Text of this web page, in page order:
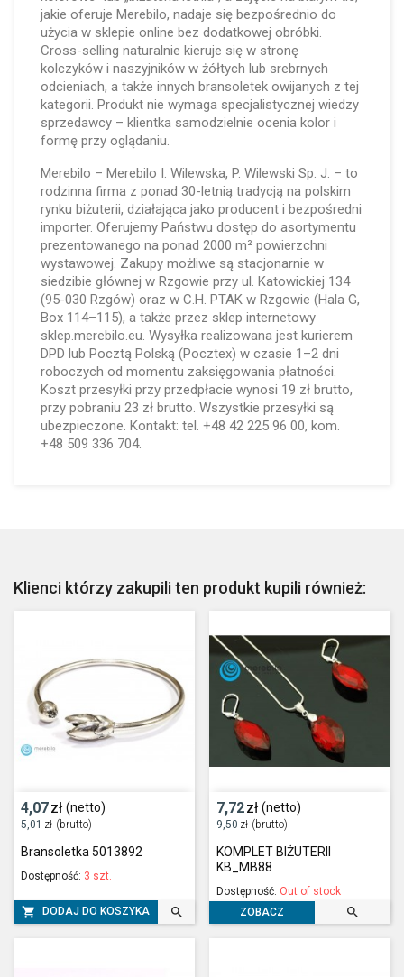
jakie oferuje Merebilo, nadaje się bezpośrednio do
użycia w sklepie online bez dodatkowej obróbki.
Cross-selling naturalnie kieruje się w stronę
kolczyków i naszyjników w żółtych lub srebrnych
odcieniach, a także innych bransoletek owijanych z tej
kategorii. Produkt nie wymaga specjalistycznej wiedzy
sprzedawcy – klientka samodzielnie ocenia kolor i
formę przy oglądaniu.
Merebilo – Merebilo I. Wilewska, P. Wilewski Sp. J. – to
rodzinna firma z ponad 30-letnią tradycją na polskim
rynku biżuterii, działająca jako producent i bezpośredni
importer. Oferujemy Państwu dostęp do asortymentu
prezentowanego na ponad 2000 m² powierzchni
wystawowej. Zakupy możliwe są stacjonarnie w
siedzibie głównej w Rzgowie przy ul. Katowickiej 134
(95-030 Rzgów) oraz w C.H. PTAK w Rzgowie (Hala G,
Box 114–115), a także przez sklep internetowy
sklep.merebilo.eu. Wysyłka realizowana jest kurierem
DPD lub Pocztą Polską (Pocztex) w czasie 1–2 dni
roboczych od momentu zaksięgowania płatności.
Koszt przesyłki przy przedpłacie wynosi 19 zł brutto,
przy pobraniu 23 zł brutto. Wszystkie przesyłki są
ubezpieczone. Kontakt: tel. +48 42 225 96 00, kom.
+48 509 336 704.
Klienci którzy zakupili ten produkt kupili również:
4,07zł (netto)
5,01 zł (brutto)
Bransoletka 5013892
Dostępność: 3 szt.
 DODAJ DO KOSZYKA 
7,72zł (netto)
9,50 zł (brutto)
KOMPLET BIŻUTERII
KB_MB88
Dostępność: Out of stock
ZOBACZ
